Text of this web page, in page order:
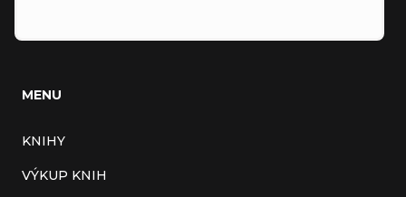
MENU
KNIHY
VÝKUP KNIH